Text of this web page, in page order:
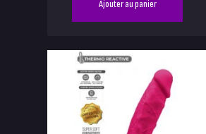
Ajouter au panier